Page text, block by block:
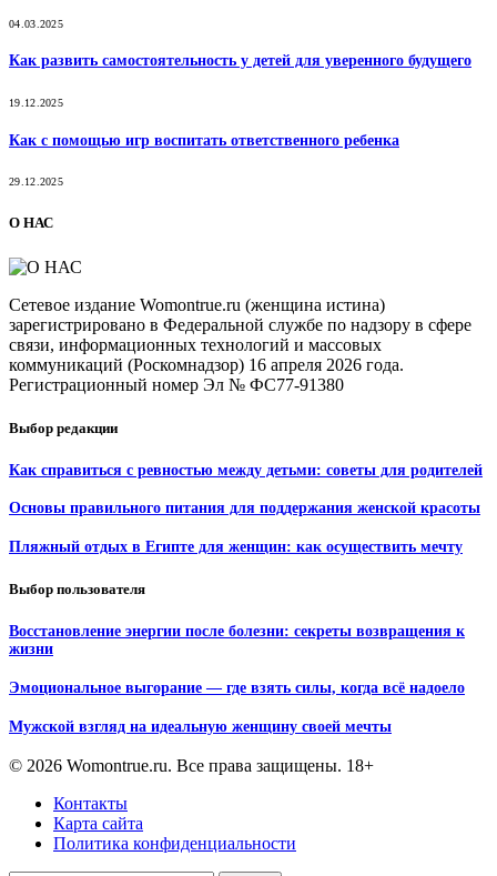
04.03.2025
Как развить самостоятельность у детей для уверенного будущего
19.12.2025
Как с помощью игр воспитать ответственного ребенка
29.12.2025
О НАС
Сетевое издание Womontrue.ru (женщина истина)
зарегистрировано в Федеральной службе по надзору в сфере
связи, информационных технологий и массовых
коммуникаций (Роскомнадзор) 16 апреля 2026 года.
Регистрационный номер Эл № ФС77-91380
Выбор редакции
Как справиться с ревностью между детьми: советы для родителей
Основы правильного питания для поддержания женской красоты
Пляжный отдых в Египте для женщин: как осуществить мечту
Выбор пользователя
Восстановление энергии после болезни: секреты возвращения к
жизни
Эмоциональное выгорание — где взять силы, когда всё надоело
Мужской взгляд на идеальную женщину своей мечты
© 2026 Womontrue.ru. Все права защищены. 18+
Контакты
Карта сайта
Политика конфиденциальности